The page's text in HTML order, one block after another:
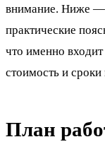
внимание. Ниже —
практические
что именно
стоимость и сроки
План